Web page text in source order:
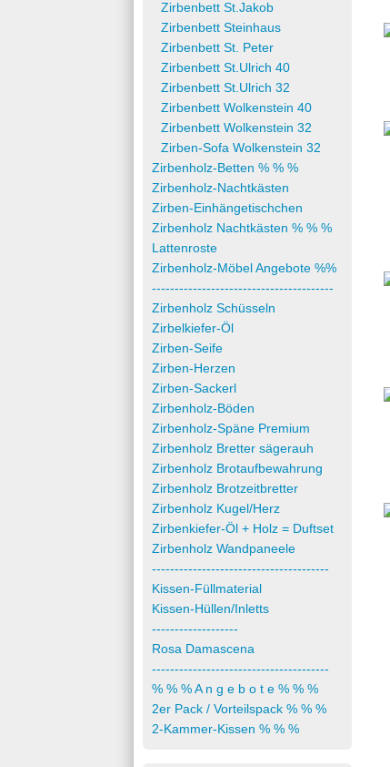
Zirbenbett St.Jakob
Zirbenbett Steinhaus
Zirbenbett St. Peter
Zirbenbett St.Ulrich 40
Zirbenbett St.Ulrich 32
Zirbenbett Wolkenstein 40
Zirbenbett Wolkenstein 32
Zirben-Sofa Wolkenstein 32
Zirbenholz-Betten % % %
Zirbenholz-Nachtkästen
Zirben-Einhängetischchen
Zirbenholz Nachtkästen % % %
Lattenroste
Zirbenholz-Möbel Angebote %%
----------------------------------------
Zirbenholz Schüsseln
Zirbelkiefer-Öl
Zirben-Seife
Zirben-Herzen
Zirben-Sackerl
Zirbenholz-Böden
Zirbenholz-Späne Premium
Zirbenholz Bretter sägerauh
Zirbenholz Brotaufbewahrung
Zirbenholz Brotzeitbretter
Zirbenholz Kugel/Herz
Zirbenkiefer-Öl + Holz = Duftset
Zirbenholz Wandpaneele
---------------------------------------
Kissen-Füllmaterial
Kissen-Hüllen/Inletts
-------------------
Rosa Damascena
---------------------------------------
% % % A n g e b o t e % % %
2er Pack / Vorteilspack % % %
2-Kammer-Kissen % % %